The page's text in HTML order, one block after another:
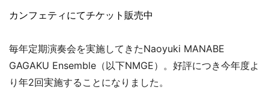
カンフェティにてチケット販売中
毎年定期演奏会を実施してきたNaoyuki MANABE
GAGAKU Ensemble（以下NMGE）。好評につき今年度よ
り年2回実施することになりました。